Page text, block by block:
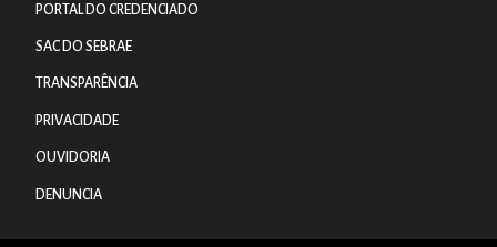
PORTAL DO CREDENCIADO
SAC DO SEBRAE
TRANSPARÊNCIA
PRIVACIDADE
OUVIDORIA
DENUNCIA